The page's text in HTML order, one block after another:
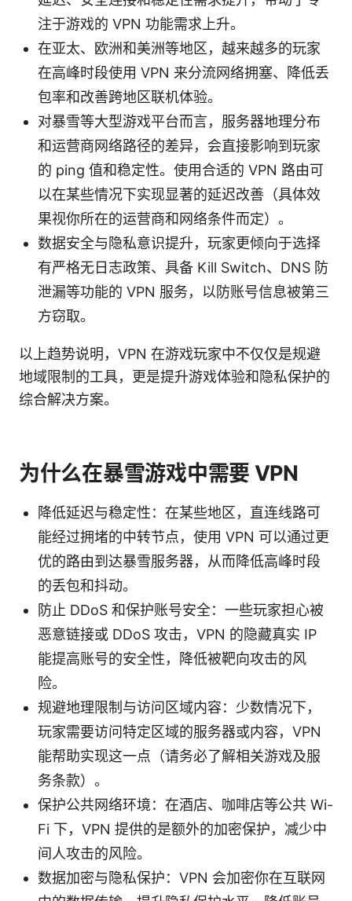
注于游戏的 VPN 功能需求上升。
在亚太、欧洲和美洲等地区，越来越多的玩家
在高峰时段使用 VPN 来分流网络拥塞、降低丢
包率和改善跨地区联机体验。
对暴雪等大型游戏平台而言，服务器地理分布
和运营商网络路径的差异，会直接影响到玩家
的 ping 值和稳定性。使用合适的 VPN 路由可
以在某些情况下实现显著的延迟改善（具体效
果视你所在的运营商和网络条件而定）。
数据安全与隐私意识提升，玩家更倾向于选择
有严格无日志政策、具备 Kill Switch、DNS 防
泄漏等功能的 VPN 服务，以防账号信息被第三
方窃取。
以上趋势说明，VPN 在游戏玩家中不仅仅是规避
地域限制的工具，更是提升游戏体验和隐私保护的
综合解决方案。
为什么在暴雪游戏中需要 VPN
降低延迟与稳定性：在某些地区，直连线路可
能经过拥堵的中转节点，使用 VPN 可以通过更
优的路由到达暴雪服务器，从而降低高峰时段
的丢包和抖动。
防止 DDoS 和保护账号安全：一些玩家担心被
恶意链接或 DDoS 攻击，VPN 的隐藏真实 IP
能提高账号的安全性，降低被靶向攻击的风
险。
规避地理限制与访问区域内容：少数情况下，
玩家需要访问特定区域的服务器或内容，VPN
能帮助实现这一点（请务必了解相关游戏及服
务条款）。
保护公共网络环境：在酒店、咖啡店等公共 Wi-
Fi 下，VPN 提供的是额外的加密保护，减少中
间人攻击的风险。
数据加密与隐私保护：VPN 会加密你在互联网